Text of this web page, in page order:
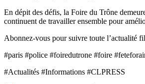
En dépit des défis, la Foire du Trône
continuent de travailler ensemble pour
Abonnez-vous pour suivre toute l’actualité
#paris #police #foiredutrone #foire
#Actualités #Informations #CLPRESS